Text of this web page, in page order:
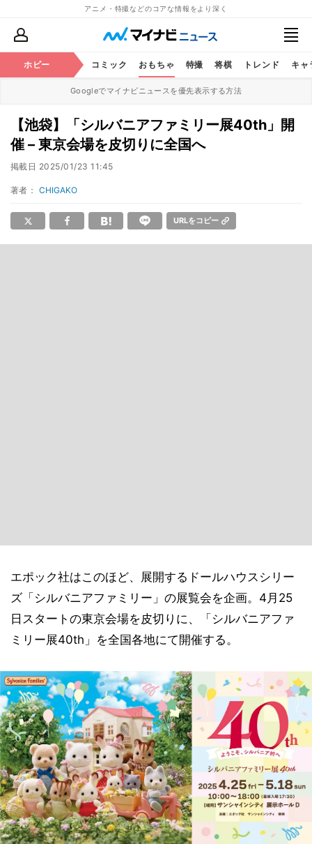
アニメ・特撮などのコアな情報をより深く
ホビー
アニメ コミック おもちゃ 特撮 将棋 トレンド キャ
Googleでマイナビニュースを優先表示する方法
【池袋】「シルバニアファミリー展40th」開
催 – 東京会場を皮切りに全国へ
掲載日 2025/01/23 11:45
著者： CHIGAKO
URLをコピー
エポック社はこのほど、展開するドールハウスシリー
ズ「シルバニアファミリー」の展覧会を企画。4月25
日スタートの東京会場を皮切りに、「シルバニアファ
ミリー展40th」を全国各地にて開催する。